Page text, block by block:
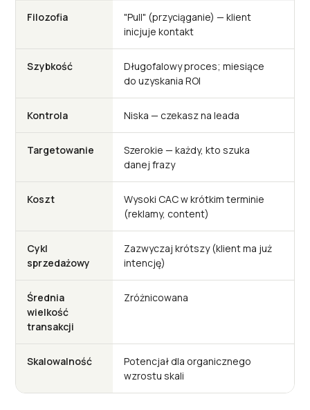
Filozofia
"Pull" (przyciąganie) — klient
inicjuje kontakt
Szybkość
Długofalowy proces; miesiące
do uzyskania ROI
Kontrola Niska — czekasz na leada
Targetowanie
Szerokie — każdy, kto szuka
danej frazy
Koszt
Wysoki CAC w krótkim terminie
(reklamy, content)
Cykl
sprzedażowy
Zazwyczaj krótszy (klient ma już
intencję)
Średnia
wielkość
transakcji
Zróżnicowana
Skalowalność
Potencjał dla organicznego
wzrostu skali